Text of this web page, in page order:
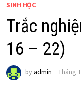
SINH HỌC
Trắc
16 – 22)
by admin Tháng